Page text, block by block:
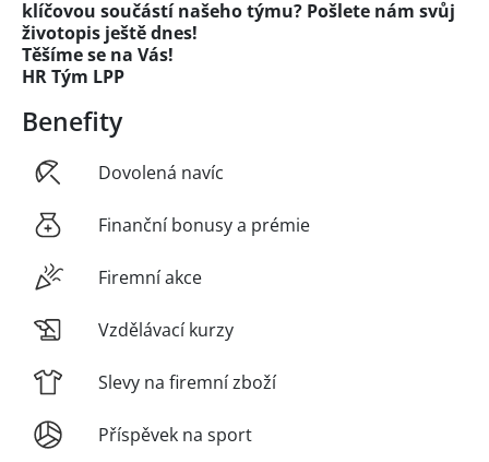
klíčovou součástí našeho týmu? Pošlete nám svůj
životopis ještě dnes!
Těšíme se na Vás!
HR Tým LPP
Benefity
Dovolená navíc
Finanční bonusy a prémie
Firemní akce
Vzdělávací kurzy
Slevy na firemní zboží
Příspěvek na sport